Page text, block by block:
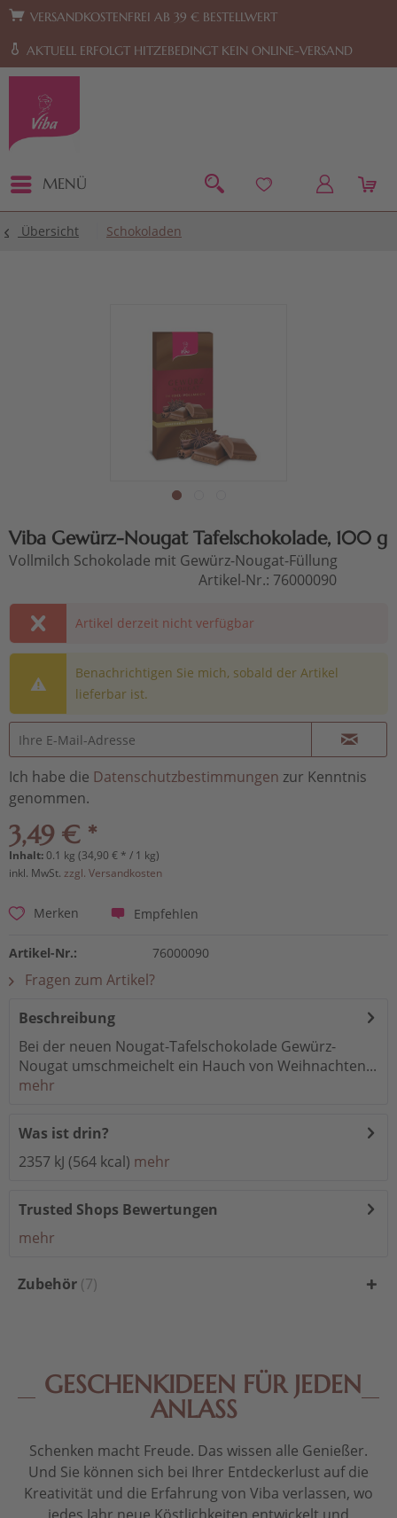
Zur Hauptnavigation springen Zum Footer springen
VERSANDKOSTENFREI AB 39 € BESTELLWERT
AKTUELL ERFOLGT HITZEBEDINGT KEIN ONLINE-VERSAND
MENÜ
Übersicht Schokoladen
Viba Gewürz-Nougat Tafelschokolade, 100 g
Vollmilch Schokolade mit Gewürz-Nougat-Füllung
Artikel-Nr.: 76000090
Artikel derzeit nicht verfügbar
Benachrichtigen Sie mich, sobald der Artikel
lieferbar ist.
Ich habe die Datenschutzbestimmungen zur Kenntnis
genommen.
3,49 € *
Inhalt:0.1 kg (34,90 € * / 1 kg)
inkl. MwSt. zzgl. Versandkosten
Merken Empfehlen
Artikel-Nr.: 76000090
Fragen zum Artikel?
Beschreibung
Bei der neuen Nougat-Tafelschokolade Gewürz-
Nougat umschmeichelt ein Hauch von Weihnachten...
mehr
Was ist drin?
2357 kJ (564 kcal) mehr
Trusted Shops Bewertungen
mehr
Zubehör 7
GESCHENKIDEEN FÜR JEDEN
ANLASS
Schenken macht Freude. Das wissen alle Genießer.
Und Sie können sich bei Ihrer Entdeckerlust auf die
Kreativität und die Erfahrung von Viba verlassen, wo